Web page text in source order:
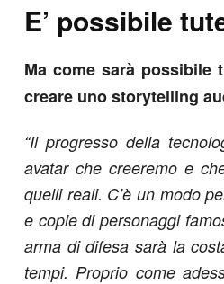
E’ possibile
Ma come sarà possibile
creare uno storytelling
“Il progresso della
avatar che creeremo e
quelli reali. C’è un modo
e copie di personaggi
arma di difesa sarà la
tempi. Proprio come